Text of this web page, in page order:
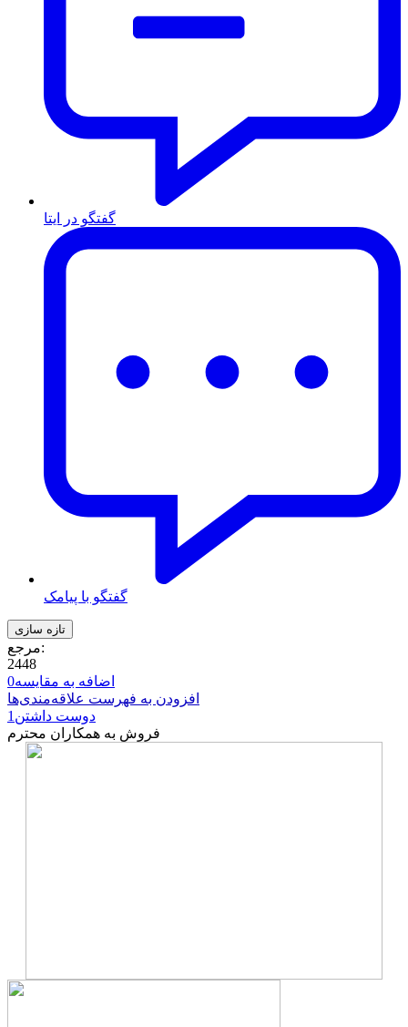
گفتگو در ایتا
گفتگو با پیامک
مرجع:
2448
اضافه به مقایسه0
افزودن به فهرست علاقه‌مندی‌ها
دوست داشتن 1
فروش به همکاران محترم